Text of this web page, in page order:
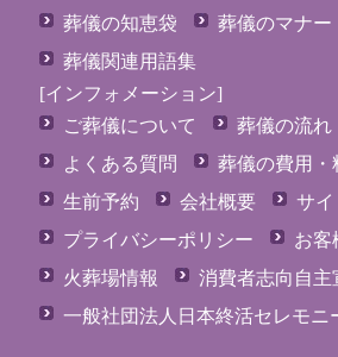
葬儀の知恵袋
葬儀のマナー
葬儀関連用語集
[インフォメーション]
ご葬儀について
葬儀の流れ
よくある質問
葬儀の費用・
生前予約
会社概要
サ
プライバシーポリシー
お客
火葬場情報
消費者志向自主
一般社団法人日本終活セレモニ